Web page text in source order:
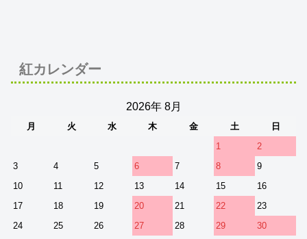
紅カレンダー
2026年 8月
月 火 水 木 金 土
日
1
2
3
4 5 6 7 8
9
10
11 12 13 14 15
16
17
18 19 20 21 22
23
24
25 26 27 28 29
30